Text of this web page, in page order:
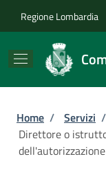
Regione Lombardia
Briciole
Home / Servizi /
Direttore o
dell'autorizzazione